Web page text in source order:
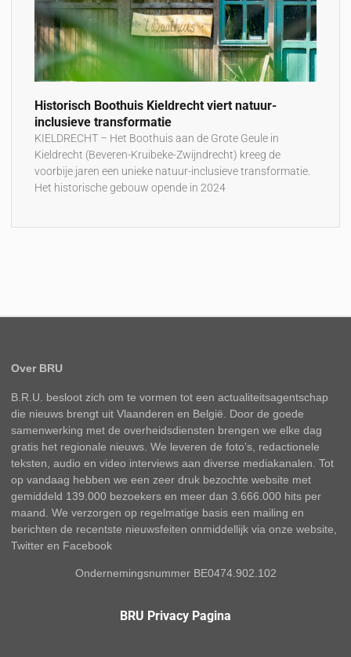
Historisch Boothuis Kieldrecht viert natuur-
inclusieve transformatie
KIELDRECHT – Het Boothuis aan de Grote Geule in
Kieldrecht (Beveren-Kruibeke-Zwijndrecht) kreeg de
voorbije jaren een unieke natuur-inclusieve transformatie.
Het historische gebouw opende in 2024
Over BRU
B.R.U. besloot zich om te vormen tot een actualiteitsagentschap
die nieuws brengt uit Vlaanderen en België. Door de goede
samenwerking met de overheidsdiensten brengen we elke dag
gratis het regionale nieuws. We leveren de foto’s, redactionele
teksten, audio en video interviews aan diverse mediakanalen. Tot
op vandaag hebben we een zeer druk bezochte website met
gemiddeld 139.000 bezoekers en meer dan 3.666.000 hits per
maand. We verzorgen op regelmatige basis een mailing en
berichten de recentste nieuwsfeiten onmiddellijk via onze website,
Twitter en Facebook
Ondernemingsnummer BE0474.902.102
BRU Privacy Pagina